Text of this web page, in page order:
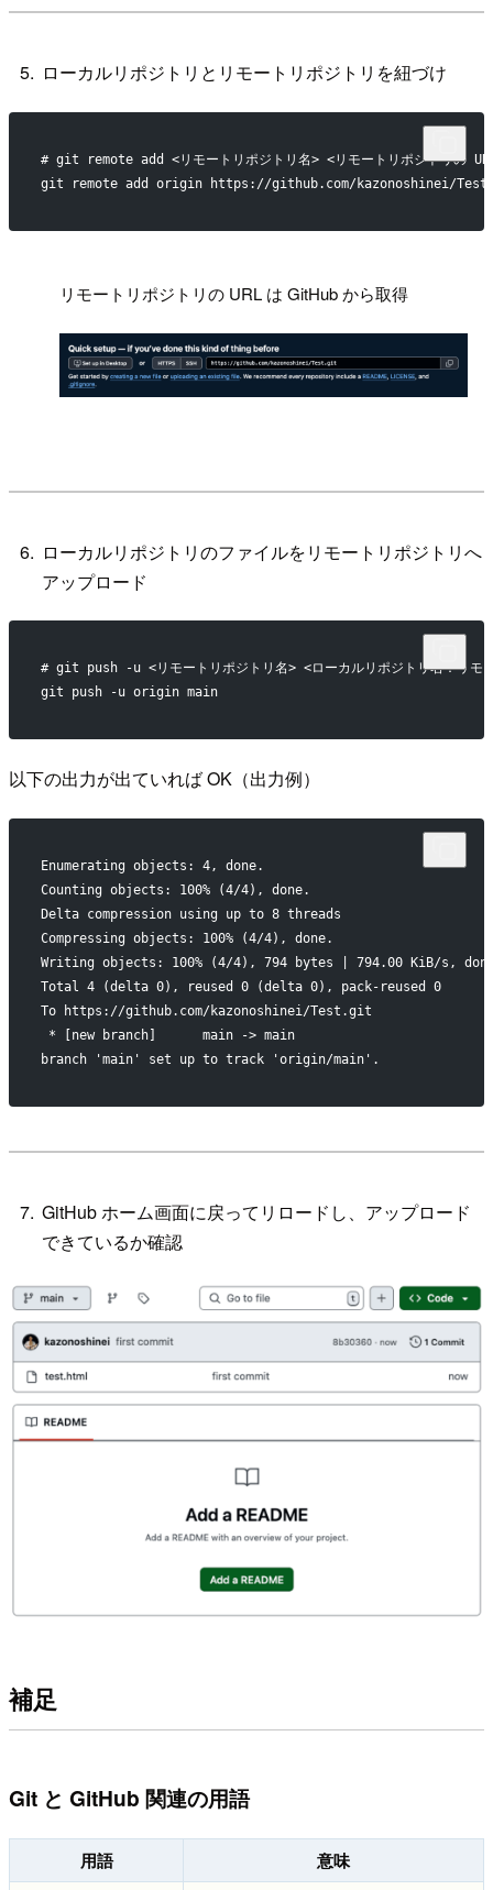
ローカルリポジトリとリモートリポジトリを紐づけ
# git remote add <リモートリポジトリ名> <リモートリポジトリの
git remote add origin https://github.com/kazonoshinei/
リモートリポジトリの URL は GitHub から取得
ローカルリポジトリのファイルをリモートリポジトリへ
アップロード
# git push -u <リモートリポジトリ名> <ローカルリポジトリ名：リモ
git push -u origin main
以下の出力が出ていれば OK（出力例）
Enumerating objects: 4, done.
Counting objects: 100% (4/4), done.
Delta compression using up to 8 threads
Compressing objects: 100% (4/4), done.
Writing objects: 100% (4/4), 794 bytes | 794.00 KiB/s,
Total 4 (delta 0), reused 0 (delta 0), pack-reused 0
To https://github.com/kazonoshinei/Test.git
* [new branch]      main -> main
branch 'main' set up to track 'origin/main'.
GitHub ホーム画面に戻ってリロードし、アップロード
できているか確認
補足
Git と GitHub 関連の用語
用語 意味